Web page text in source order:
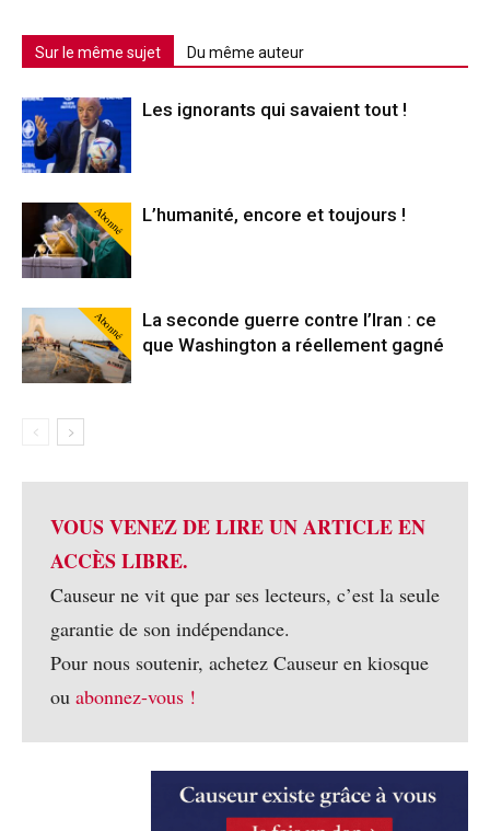
Sur le même sujet Du même auteur
Les ignorants qui savaient tout !
Abonné L’humanité, encore et toujours !
Abonné
La seconde guerre contre l’Iran : ce
que Washington a réellement gagné
VOUS VENEZ DE LIRE UN ARTICLE EN
ACCÈS LIBRE.
Causeur ne vit que par ses lecteurs, c’est la seule
garantie de son indépendance.
Pour nous soutenir, achetez Causeur en kiosque
ou abonnez-vous !